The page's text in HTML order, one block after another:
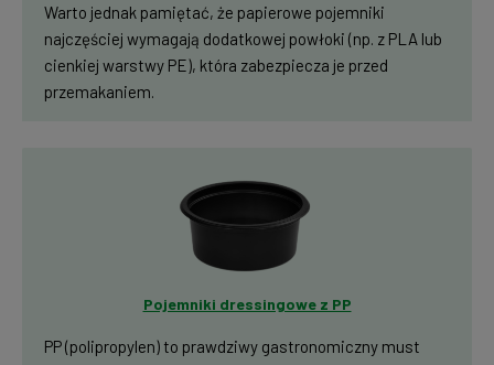
Warto jednak pamiętać, że papierowe pojemniki
najczęściej wymagają dodatkowej powłoki (np. z PLA lub
cienkiej warstwy PE), która zabezpiecza je przed
przemakaniem.
Pojemniki dressingowe z PP
PP (polipropylen) to prawdziwy gastronomiczny must